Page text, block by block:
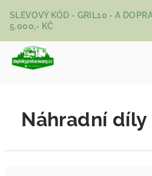
SLEVOVÝ KÓD - GRIL10 - A
5.000,- KČ
Náhradní